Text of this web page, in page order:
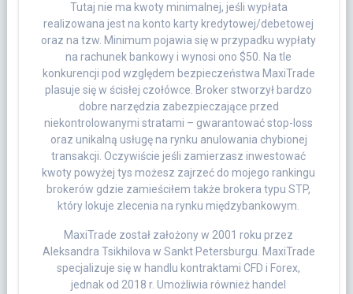
Tutaj nie ma kwoty minimalnej, jeśli wypłata
realizowana jest na konto karty kredytowej/debetowej
oraz na tzw. Minimum pojawia się w przypadku wypłaty
na rachunek bankowy i wynosi ono $50. Na tle
konkurencji pod względem bezpieczeństwa MaxiTrade
plasuje się w ścisłej czołówce. Broker stworzył bardzo
dobre narzędzia zabezpieczające przed
niekontrolowanymi stratami – gwarantować stop-loss
oraz unikalną usługę na rynku anulowania chybionej
transakcji. Oczywiście jeśli zamierzasz inwestować
kwoty powyżej tys możesz zajrzeć do mojego rankingu
brokerów gdzie zamieściłem także brokera typu STP,
który lokuje zlecenia na rynku międzybankowym.
MaxiTrade został założony w 2001 roku przez
Aleksandra Tsikhilova w Sankt Petersburgu. MaxiTrade
specjalizuje się w handlu kontraktami CFD i Forex,
jednak od 2018 r. Umożliwia również handel